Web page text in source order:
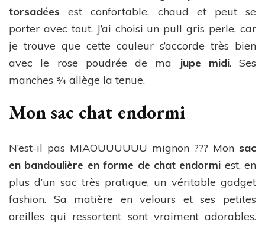
torsadées est confortable, chaud et peut se
porter avec tout. J’ai choisi un pull gris perle, car
je trouve que cette couleur s’accorde très bien
avec le rose poudrée de ma jupe midi. Ses
manches ¾ allège la tenue.
Mon sac chat endormi
N’est-il pas MIAOUUUUUU mignon ??? Mon sac
en bandoulière en forme de chat endormi est, en
plus d’un sac très pratique, un véritable gadget
fashion. Sa matière en velours et ses petites
oreilles qui ressortent sont vraiment adorables.